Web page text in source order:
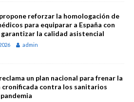
reforzar la homologación de
para equiparar a España con
garantizar la calidad asistencial
admin
un plan nacional para frenar la
cronificada contra los sanitarios